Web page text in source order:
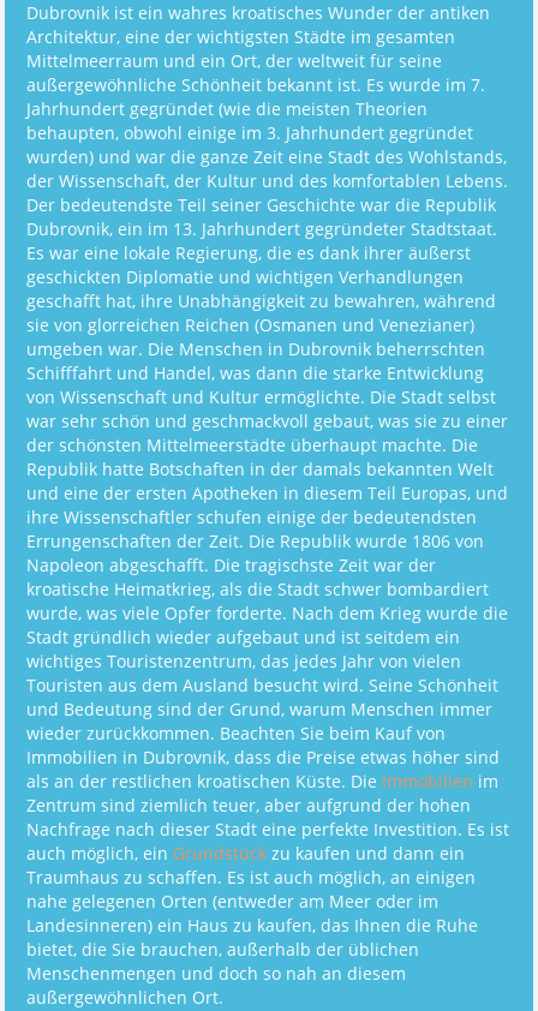
Dubrovnik ist ein wahres kroatisches Wunder der antiken
Architektur, eine der wichtigsten Städte im gesamten
Mittelmeerraum und ein Ort, der weltweit für seine
außergewöhnliche Schönheit bekannt ist. Es wurde im 7.
Jahrhundert gegründet (wie die meisten Theorien
behaupten, obwohl einige im 3. Jahrhundert gegründet
wurden) und war die ganze Zeit eine Stadt des Wohlstands,
der Wissenschaft, der Kultur und des komfortablen Lebens.
Der bedeutendste Teil seiner Geschichte war die Republik
Dubrovnik, ein im 13. Jahrhundert gegründeter Stadtstaat.
Es war eine lokale Regierung, die es dank ihrer äußerst
geschickten Diplomatie und wichtigen Verhandlungen
geschafft hat, ihre Unabhängigkeit zu bewahren, während
sie von glorreichen Reichen (Osmanen und Venezianer)
umgeben war. Die Menschen in Dubrovnik beherrschten
Schifffahrt und Handel, was dann die starke Entwicklung
von Wissenschaft und Kultur ermöglichte. Die Stadt selbst
war sehr schön und geschmackvoll gebaut, was sie zu einer
der schönsten Mittelmeerstädte überhaupt machte. Die
Republik hatte Botschaften in der damals bekannten Welt
und eine der ersten Apotheken in diesem Teil Europas, und
ihre Wissenschaftler schufen einige der bedeutendsten
Errungenschaften der Zeit. Die Republik wurde 1806 von
Napoleon abgeschafft. Die tragischste Zeit war der
kroatische Heimatkrieg, als die Stadt schwer bombardiert
wurde, was viele Opfer forderte. Nach dem Krieg wurde die
Stadt gründlich wieder aufgebaut und ist seitdem ein
wichtiges Touristenzentrum, das jedes Jahr von vielen
Touristen aus dem Ausland besucht wird. Seine Schönheit
und Bedeutung sind der Grund, warum Menschen immer
wieder zurückkommen. Beachten Sie beim Kauf von
Immobilien in Dubrovnik, dass die Preise etwas höher sind
als an der restlichen kroatischen Küste. Die Immobilien im
Zentrum sind ziemlich teuer, aber aufgrund der hohen
Nachfrage nach dieser Stadt eine perfekte Investition. Es ist
auch möglich, ein Grundstück zu kaufen und dann ein
Traumhaus zu schaffen. Es ist auch möglich, an einigen
nahe gelegenen Orten (entweder am Meer oder im
Landesinneren) ein Haus zu kaufen, das Ihnen die Ruhe
bietet, die Sie brauchen, außerhalb der üblichen
Menschenmengen und doch so nah an diesem
außergewöhnlichen Ort.